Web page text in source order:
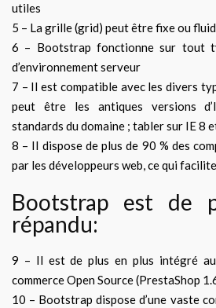
utiles
5 – La grille (grid) peut être fixe ou
6 – Bootstrap fonctionne sur tout
d’environnement serveur
7 – Il est compatible avec les divers
peut être les antiques versions
standards du domaine ; tabler sur IE 8
8 – Il dispose de plus de 90 % des
par les développeurs web, ce qui
Bootstrap est de
répandu:
9 – Il est de plus en plus intégré
commerce Open Source (PrestaShop
10 – Bootstrap dispose d’une vaste